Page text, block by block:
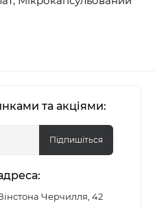
та акціями:
Підпишіться
Черчилля, 42